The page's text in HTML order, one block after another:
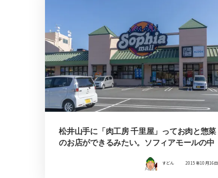
松井山手に「肉工房 千里屋」ってお肉と惣菜
のお店ができるみたい。ソフィアモールの中
すどん 2015年10月16日